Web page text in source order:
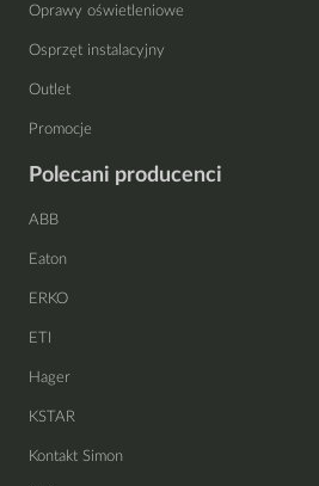
Oprawy oświetleniowe
Osprzęt instalacyjny
Outlet
Promocje
Polecani producenci
ABB
Eaton
ERKO
ETI
Hager
KSTAR
Kontakt Simon